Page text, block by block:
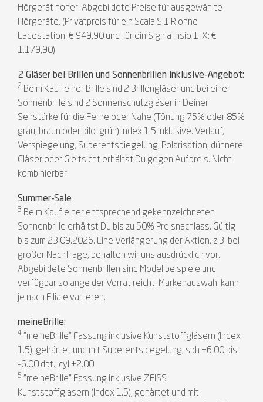
Hörgerät höher. Abgebildete Preise für ausgewählte
Hörgeräte. (Privatpreis für ein Scala S 1 R ohne
Ladestation: € 949,90 und für ein Signia Insio 1 IX: €
1.179,90)
2 Gläser bei Brillen und Sonnenbrillen inklusive-Angebot:
2 Beim Kauf einer Brille sind 2 Brillengläser und bei einer
Sonnenbrille sind 2 Sonnenschutzgläser in Deiner
Sehstärke für die Ferne oder Nähe (Tönung 75% oder 85%
grau, braun oder pilotgrün) Index 1.5 inklusive. Verlauf,
Verspiegelung, Superentspiegelung, Polarisation, dünnere
Gläser oder Gleitsicht erhältst Du gegen Aufpreis. Nicht
kombinierbar.
Summer-Sale
3 Beim Kauf einer entsprechend gekennzeichneten
Sonnenbrille erhältst Du bis zu 50% Preisnachlass. Gültig
bis zum 23.09.2026. Eine Verlängerung der Aktion, z.B. bei
großer Nachfrage, behalten wir uns ausdrücklich vor.
Abgebildete Sonnenbrillen sind Modellbeispiele und
verfügbar solange der Vorrat reicht. Markenauswahl kann
je nach Filiale variieren.
meineBrille:
4 "meineBrille" Fassung inklusive Kunststoffgläsern (Index
1.5), gehärtet und mit Superentspiegelung, sph +6.00 bis
-6.00 dpt., cyl +2.00.
5 "meineBrille" Fassung inklusive ZEISS
Kunststoffgläsern (Index 1.5), gehärtet und mit